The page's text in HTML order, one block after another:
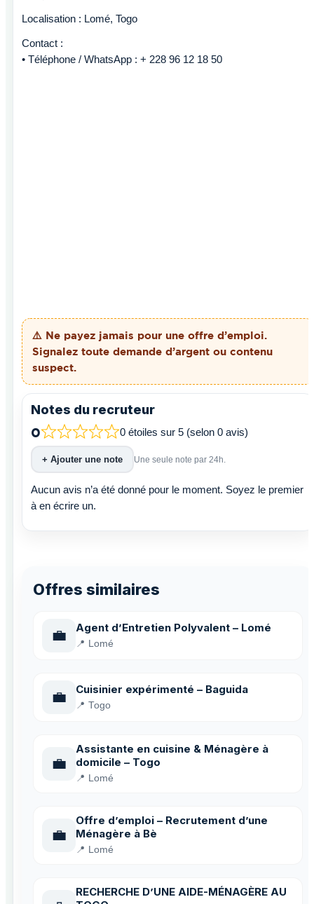
Localisation : Lomé, Togo
Contact :
• Téléphone / WhatsApp : + 228 96 12 18 50
⚠️ Ne payez jamais pour une offre d’emploi.
Signalez toute demande d’argent ou contenu
suspect.
Notes du recruteur
0 0 étoiles sur 5 (selon 0 avis)
+ Ajouter une note Une seule note par 24h.
Aucun avis n’a été donné pour le moment. Soyez le premier
à en écrire un.
Offres similaires
💼 Agent d’Entretien Polyvalent – Lomé
📍 Lomé
💼 Cuisinier expérimenté – Baguida
📍 Togo
💼
Assistante en cuisine & Ménagère à
domicile – Togo
📍 Lomé
💼
Offre d’emploi – Recrutement d’une
Ménagère à Bè
📍 Lomé
RECHERCHE D’UNE AIDE-MÉNAGÈRE AU